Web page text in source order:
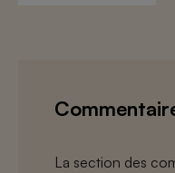
La section des